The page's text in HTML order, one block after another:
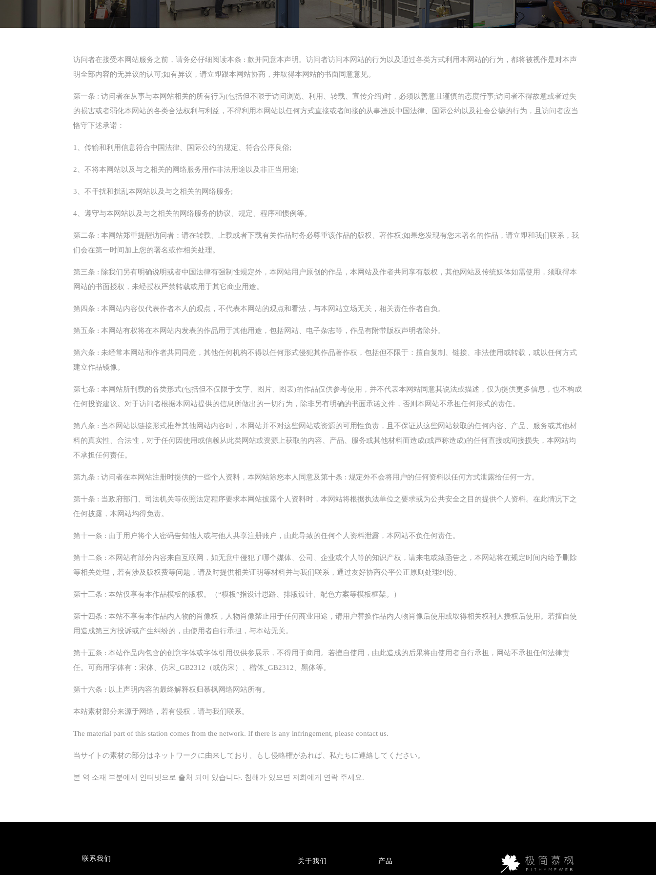
访问者在接受本网站服务之前，请务必仔细阅读本条 : 款并同意本声明。访问者访问本网站的行为以及通过各类方式利用本网站的行为，都将被视作是对本声
明全部内容的无异议的认可;如有异议，请立即跟本网站协商，并取得本网站的书面同意意见。
第一条 : 访问者在从事与本网站相关的所有行为(包括但不限于访问浏览、利用、转载、宣传介绍)时，必须以善意且谨慎的态度行事;访问者不得故意或者过失
的损害或者弱化本网站的各类合法权利与利益，不得利用本网站以任何方式直接或者间接的从事违反中国法律、国际公约以及社会公德的行为，且访问者应当
恪守下述承诺：
1、传输和利用信息符合中国法律、国际公约的规定、符合公序良俗;
2、不将本网站以及与之相关的网络服务用作非法用途以及非正当用途;
3、不干扰和扰乱本网站以及与之相关的网络服务;
4、遵守与本网站以及与之相关的网络服务的协议、规定、程序和惯例等。
第二条 : 本网站郑重提醒访问者：请在转载、上载或者下载有关作品时务必尊重该作品的版权、著作权;如果您发现有您未署名的作品，请立即和我们联系，我
们会在第一时间加上您的署名或作相关处理。
第三条 : 除我们另有明确说明或者中国法律有强制性规定外，本网站用户原创的作品，本网站及作者共同享有版权，其他网站及传统媒体如需使用，须取得本
网站的书面授权，未经授权严禁转载或用于其它商业用途。
第四条 : 本网站内容仅代表作者本人的观点，不代表本网站的观点和看法，与本网站立场无关，相关责任作者自负。
第五条 : 本网站有权将在本网站内发表的作品用于其他用途，包括网站、电子杂志等，作品有附带版权声明者除外。
第六条 : 未经常本网站和作者共同同意，其他任何机构不得以任何形式侵犯其作品著作权，包括但不限于：擅自复制、链接、非法使用或转载，或以任何方式
建立作品镜像。
第七条 : 本网站所刊载的各类形式(包括但不仅限于文字、图片、图表)的作品仅供参考使用，并不代表本网站同意其说法或描述，仅为提供更多信息，也不构成
任何投资建议。对于访问者根据本网站提供的信息所做出的一切行为，除非另有明确的书面承诺文件，否则本网站不承担任何形式的责任。
第八条 : 当本网站以链接形式推荐其他网站内容时，本网站并不对这些网站或资源的可用性负责，且不保证从这些网站获取的任何内容、产品、服务或其他材
料的真实性、合法性，对于任何因使用或信赖从此类网站或资源上获取的内容、产品、服务或其他材料而造成(或声称造成)的任何直接或间接损失，本网站均
不承担任何责任。
第九条 : 访问者在本网站注册时提供的一些个人资料，本网站除您本人同意及第十条 : 规定外不会将用户的任何资料以任何方式泄露给任何一方。
第十条 : 当政府部门、司法机关等依照法定程序要求本网站披露个人资料时，本网站将根据执法单位之要求或为公共安全之目的提供个人资料。在此情况下之
任何披露，本网站均得免责。
第十一条 : 由于用户将个人密码告知他人或与他人共享注册账户，由此导致的任何个人资料泄露，本网站不负任何责任。
第十二条 : 本网站有部分内容来自互联网，如无意中侵犯了哪个媒体、公司、企业或个人等的知识产权，请来电或致函告之，本网站将在规定时间内给予删除
等相关处理，若有涉及版权费等问题，请及时提供相关证明等材料并与我们联系，通过友好协商公平公正原则处理纠纷。
第十三条 : 本站仅享有本作品模板的版权。（“模板”指设计思路、排版设计、配色方案等模板框架。）
第十四条 : 本站不享有本作品内人物的肖像权，人物肖像禁止用于任何商业用途，请用户替换作品内人物肖像后使用或取得相关权利人授权后使用。若擅自使
用造成第三方投诉或产生纠纷的，由使用者自行承担，与本站无关。
第十五条 : 本站作品内包含的创意字体或字体引用仅供参展示，不得用于商用。若擅自使用，由此造成的后果将由使用者自行承担，网站不承担任何法律责
任。可商用字体有：宋体、仿宋_GB2312（或仿宋）、楷体_GB2312、黑体等。
第十六条 : 以上声明内容的最终解释权归慕枫网络网站所有。
本站素材部分来源于网络，若有侵权，请与我们联系。
The material part of this station comes from the network. If there is any infringement, please contact us.
当サイトの素材の部分はネットワークに由来しており、もし侵略権があれば、私たちに連絡してください。
본 역 소재 부분에서 인터넷으로 출처 되어 있습니다. 침해가 있으면 저희에게 연락 주세요.
联系我们 关于我们 产品